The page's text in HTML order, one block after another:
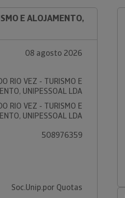
E ALOJAMENTO,
08 agosto 2026
RIO VEZ - TURISMO E
UNIPESSOAL LDA
RIO VEZ - TURISMO E
UNIPESSOAL LDA
508976359
Soc.Unip.por Quotas